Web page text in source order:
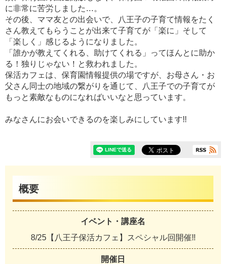
に非常に苦労しました…。
その後、ママ友との出会いで、八王子の子育て情報をたく
さん教えてもらうことが出来て子育てが「楽に」そして
「楽しく」感じるようになりました。
「誰かが教えてくれる、助けてくれる」ってほんとに助か
る！独りじゃない！と救われました。
保活カフェは、保育園情報提供の場ですが、お母さん・お
父さん同士の地域の繋がりを通じて、八王子での子育てが
もっと素敵なものになればいいなと思っています。
みなさんにお会いできるのを楽しみにしています!!
概要
イベント・講座名
8/25【八王子保活カフェ】スペシャル回開催‼
開催日